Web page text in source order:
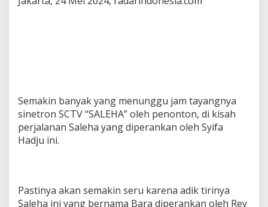
Semakin banyak yang menunggu jam tayangnya
sinetron SCTV “SALEHA” oleh penonton, di kisah
perjalanan Saleha yang diperankan oleh Syifa
Hadju ini.
Pastinya akan semakin seru karena adik tirinya
Saleha ini yang bernama Bara diperankan oleh Rey